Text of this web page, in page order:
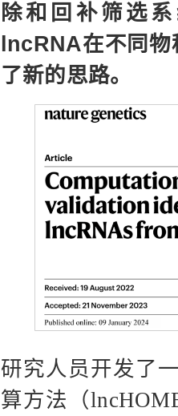
除和回补筛选
lncRNA在不同
了新的思路。
研究人员开发了
算方法（